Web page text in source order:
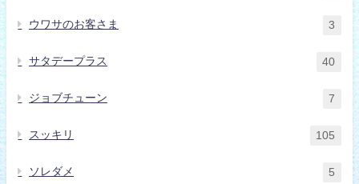
ウワサのお客さま 3
サタデープラス 40
ジョブチューン 7
スッキリ 105
ソレダメ 5